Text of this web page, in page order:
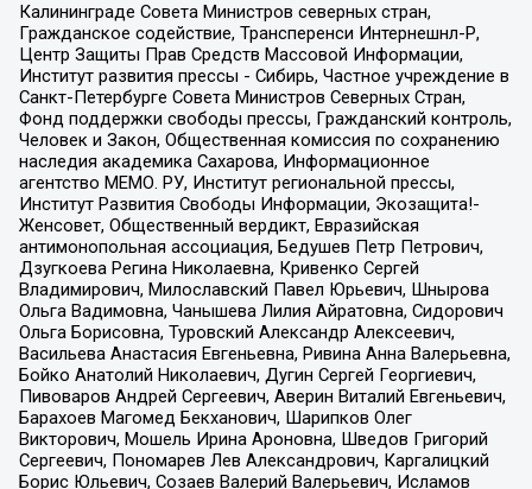
Калининграде Совета Министров северных стран,
Гражданское содействие, Трансперенси Интернешнл-Р,
Центр Защиты Прав Средств Массовой Информации,
Институт развития прессы - Сибирь, Частное учреждение в
Санкт-Петербурге Совета Министров Северных Стран,
Фонд поддержки свободы прессы, Гражданский контроль,
Человек и Закон, Общественная комиссия по сохранению
наследия академика Сахарова, Информационное
агентство МЕМО. РУ, Институт региональной прессы,
Институт Развития Свободы Информации, Экозащита!-
Женсовет, Общественный вердикт, Евразийская
антимонопольная ассоциация, Бедушев Петр Петрович,
Дзугкоева Регина Николаевна, Кривенко Сергей
Владимирович, Милославский Павел Юрьевич, Шнырова
Ольга Вадимовна, Чанышева Лилия Айратовна, Сидорович
Ольга Борисовна, Туровский Александр Алексеевич,
Васильева Анастасия Евгеньевна, Ривина Анна Валерьевна,
Бойко Анатолий Николаевич, Дугин Сергей Георгиевич,
Пивоваров Андрей Сергеевич, Аверин Виталий Евгеньевич,
Барахоев Магомед Бекханович, Шарипков Олег
Викторович, Мошель Ирина Ароновна, Шведов Григорий
Сергеевич, Пономарев Лев Александрович, Каргалицкий
Борис Юльевич, Созаев Валерий Валерьевич, Исламов